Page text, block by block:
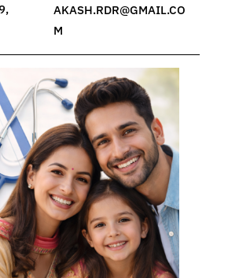
AKASH.RDR@GMAIL.CO
M